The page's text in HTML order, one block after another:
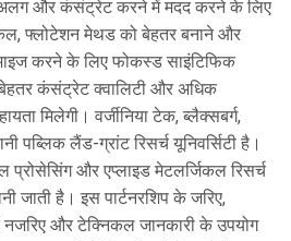
अलग और कंसंट्रेट करने में मदद करने के लिए
फ्लोटेशन मेथड को बेहतर बनाने और
करने के लिए फोकस्ड साइंटिफिक
कंसंट्रेट क्वालिटी और अधिक
मिलेगी। वर्जीनिया टेक, ब्लैक्सबर्ग,
पब्लिक लैंड-ग्रांट रिसर्च यूनिवर्सिटी है।
प्रोसेसिंग और एप्लाइड मेटलर्जिकल रिसर्च
जाती है। इस पार्टनरशिप के जरिए,
नजरिए और टेक्निकल जानकारी के उपयोग